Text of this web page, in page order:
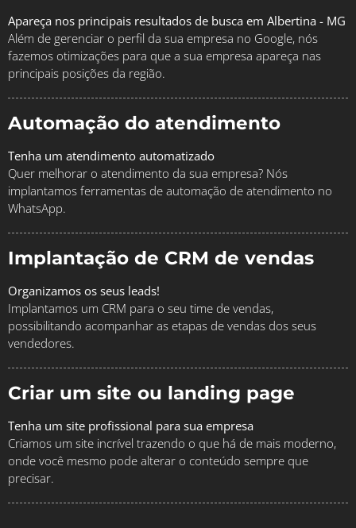
Apareça nos principais resultados de busca em Albertina - MG
Além de gerenciar o perfil da sua empresa no Google, nós
fazemos otimizações para que a sua empresa apareça nas
principais posições da região.
Automação do atendimento
Tenha um atendimento automatizado
Quer melhorar o atendimento da sua empresa? Nós
implantamos ferramentas de automação de atendimento no
WhatsApp.
Implantação de CRM de vendas
Organizamos os seus leads!
Implantamos um CRM para o seu time de vendas,
possibilitando acompanhar as etapas de vendas dos seus
vendedores.
Criar um site ou landing page
Tenha um site profissional para sua empresa
Criamos um site incrível trazendo o que há de mais moderno,
onde você mesmo pode alterar o conteúdo sempre que
precisar.